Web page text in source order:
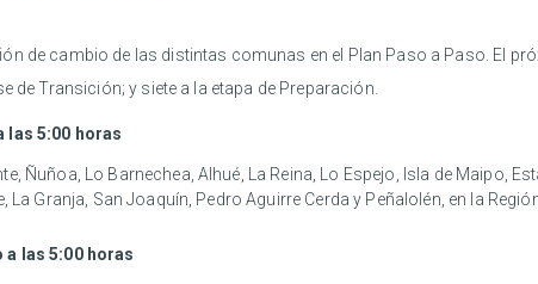
de cambio de las distintas comunas en el Plan Paso a Paso. El
de Transición; y siete a la etapa de Preparación.
las 5:00 horas
Ñuñoa, Lo Barnechea, Alhué, La Reina, Lo Espejo, Isla de Maipo,
Granja, San Joaquín, Pedro Aguirre Cerda y Peñalolén, en la
a las 5:00 horas